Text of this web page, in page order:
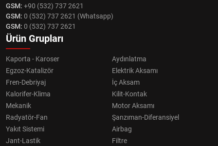
GSM: +90 (532) 737 2621
GSM: 0 (532) 737 2621 (Whatsapp)
GSM: 0 (532) 737 2621
Ürün Grupları
Kaporta - Karoser
Aydınlatma
Egzoz-Katalizör
Elektrik Aksamı
Fren-Debriyaj
İç Aksam
Kalorifer-Klima
Kilit-Kontak
Mekanik
Motor Aksamı
Radyatör-Fan
Şanzıman-Diferansiyel
Yakıt Sistemi
Airbag
Jant-Lastik
Filtre